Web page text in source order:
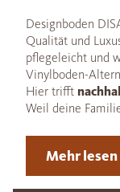
Designboden
Qualität und
pflegeleicht und
Vinylboden-
Hier trifft
Weil deine
Mehr lesen